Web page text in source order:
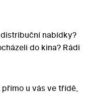
nabídky?
do kina? Rádi
u vás ve třídě,